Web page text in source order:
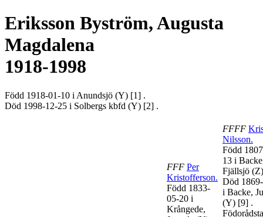
Eriksson Byström,Augusta
Magdalena
1918-1998
Född 1918-01-10 i Anundsjö (Y) [1] .
Död 1998-12-25 i Solbergs kbfd (Y) [2] .
FFF Per
Kristofferson.
Född 1833-
05-20 i
Krångede,
FFFF
Nilsson.
Född
13 i
Fjällsjö
Död
i Backe,
(Y) [9] .